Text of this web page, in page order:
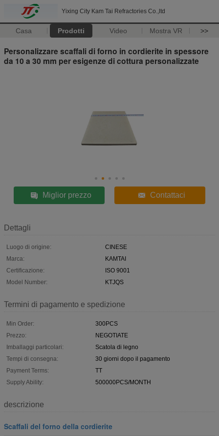
Yixing City Kam Tai Refractories Co.,ltd
Casa Prodotti Video Mostra VR >>
Personalizzare scaffali di forno in cordierite in spessore
da 10 a 30 mm per esigenze di cottura personalizzate
Miglior prezzo Contattaci
Dettagli
Luogo di origine:
CINESE
Marca:
KAMTAI
Certificazione:
ISO 9001
Model Number:
KTJQS
Termini di pagamento e spedizione
Min Order:
300PCS
Prezzo:
NEGOTIATE
Imballaggi particolari:
Scatola di legno
Tempi di consegna:
30 giorni dopo il pagamento
Payment Terms:
TT
Supply Ability:
500000PCS/MONTH
descrizione
Scaffali del forno della cordierite